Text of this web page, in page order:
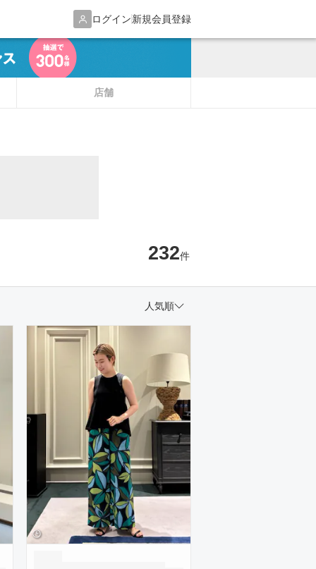
ログイン新規会員登録
店舗
232件
人気順